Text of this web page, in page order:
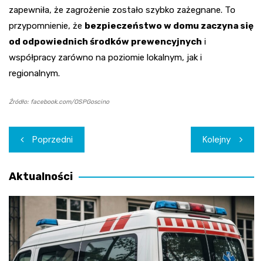
zapewniła, że zagrożenie zostało szybko zażegnane. To
przypomnienie, że bezpieczeństwo w domu zaczyna się
od odpowiednich środków prewencyjnych i
współpracy zarówno na poziomie lokalnym, jak i
regionalnym.
Źródło: facebook.com/OSPGoscino
Nawigacja
wpisu
Poprzedni Kolejny
Aktualności